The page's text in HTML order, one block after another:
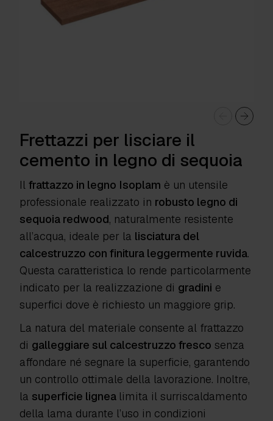
Frettazzi per lisciare il
cemento in legno di sequoia
Il frattazzo in legno Isoplam è un utensile
professionale realizzato in robusto legno di
sequoia redwood, naturalmente resistente
all’acqua, ideale per la lisciatura del
calcestruzzo con finitura leggermente ruvida.
Questa caratteristica lo rende particolarmente
indicato per la realizzazione di gradini e
superfici dove è richiesto un maggiore grip.
La natura del materiale consente al frattazzo
di galleggiare sul calcestruzzo fresco senza
affondare né segnare la superficie, garantendo
un controllo ottimale della lavorazione. Inoltre,
la superficie lignea limita il surriscaldamento
della lama durante l’uso in condizioni